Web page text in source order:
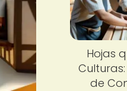
Hojas
de